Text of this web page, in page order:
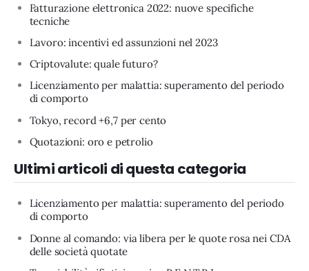
Fatturazione elettronica 2022: nuove specifiche
tecniche
Lavoro: incentivi ed assunzioni nel 2023
Criptovalute: quale futuro?
Licenziamento per malattia: superamento del periodo
di comporto
Tokyo, record +6,7 per cento
Quotazioni: oro e petrolio
Ultimi articoli di questa categoria
Licenziamento per malattia: superamento del periodo
di comporto
Donne al comando: via libera per le quote rosa nei CDA
delle società quotate